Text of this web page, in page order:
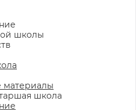
школы
материалы
школа